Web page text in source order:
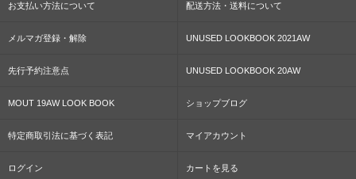
お支払い方法について 配送方法・送料について
メルマガ登録・解除 UNUSED LOOKBOOK 2021AW
先行予約注意点 UNUSED LOOKBOOK 20AW
MOUT 19AW LOOK BOOK ショップブログ
特定商取引法に基づく表記 マイアカウント
ログイン カートを見る